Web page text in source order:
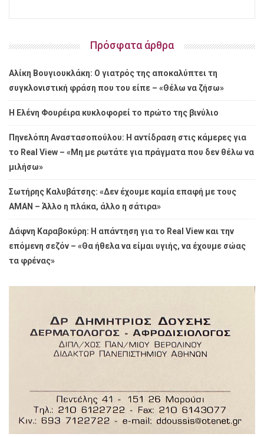
Πρόσφατα άρθρα
Αλίκη Βουγιουκλάκη: Ο γιατρός της αποκαλύπτει τη
συγκλονιστική φράση που του είπε – «Θέλω να ζήσω»
Η Ελένη Φουρέιρα κυκλοφορεί το πρώτο της βινύλιο
Πηνελόπη Αναστασοπούλου: Η αντίδραση στις κάμερες για
το Real View – «Μη με ρωτάτε για πράγματα που δεν θέλω να
μιλήσω»
Σωτήρης Καλυβάτσης: «Δεν έχουμε καμία επαφή με τους
ΑΜΑΝ – Άλλο η πλάκα, άλλο η σάτιρα»
Δάφνη Καραβοκύρη: Η απάντηση για το Real View και την
επόμενη σεζόν – «Θα ήθελα να είμαι υγιής, να έχουμε σώας
τα φρένας»